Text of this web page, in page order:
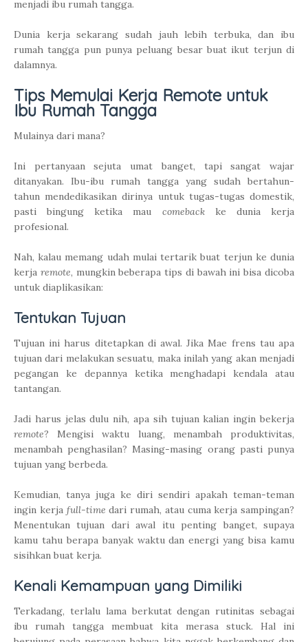
menjadi ibu rumah tangga.
Dunia kerja sekarang sudah jauh lebih terbuka, dan ibu
rumah tangga pun punya peluang besar buat ikut terjun di
dalamnya.
Tips Memulai Kerja Remote untuk
Ibu Rumah Tangga
Mulainya dari mana?
Ini pertanyaan sejuta umat banget, tapi sangat wajar
ditanyakan. Ibu-ibu rumah tangga yang sudah bertahun-
tahun mendedikasikan dirinya untuk tugas-tugas domestik,
pasti bingung ketika mau comebackke dunia kerja
profesional.
Nah, kalau memang udah mulai tertarik buat terjun ke dunia
kerja remote, mungkin beberapa tips di bawah ini bisa dicoba
untuk diaplikasikan:
Tentukan Tujuan
Tujuan ini harus ditetapkan di awal. Jika Mae frens tau apa
tujuan dari melakukan sesuatu, maka inilah yang akan menjadi
pegangan ke depannya ketika menghadapi kendala atau
tantangan.
Jadi harus jelas dulu nih, apa sih tujuan kalian ingin bekerja
remote? Mengisi waktu luang, menambah produktivitas,
menambah penghasilan? Masing-masing orang pasti punya
tujuan yang berbeda.
Kemudian, tanya juga ke diri sendiri apakah teman-teman
ingin kerja full-time dari rumah, atau cuma kerja sampingan?
Menentukan tujuan dari awal itu penting banget, supaya
kamu tahu berapa banyak waktu dan energi yang bisa kamu
sisihkan buat kerja.
Kenali Kemampuan yang Dimiliki
Terkadang, terlalu lama berkutat dengan rutinitas sebagai
ibu rumah tangga membuat kita merasa stuck. Hal ini